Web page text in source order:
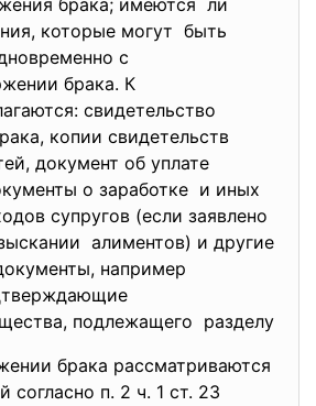
брака; имеются ли
которые могут быть
с
брака. К
свидетельство
копии свидетельств
документ об уплате
о заработке и иных
супругов (если заявлено
алиментов) и другие
например
подлежащего разделу
брака рассматриваются
согласно п. 2 ч. 1 ст. 23